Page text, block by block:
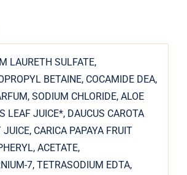
LAURETH SULFATE,
BETAINE, COCAMIDE DEA,
SODIUM CHLORIDE, ALOE
LEAF JUICE*, DAUCUS CAROTA
CARICA PAPAYA FRUIT
ACETATE,
7, TETRASODIUM EDTA,